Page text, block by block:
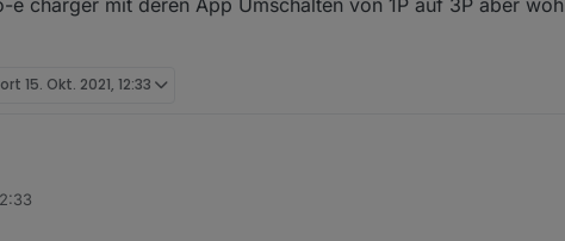
warte nur auf das ota update der Tesla Software des Autos, dann dürfte
steuern können, womit sich ein externes Ladegerät für mich entgültig
15. Okt. 2021, 12:33
nehmen will.
der go-e charger mit deren App Umschalten von 1P auf 3P aber wohl